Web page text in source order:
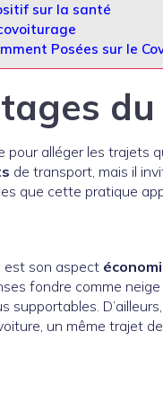
sur la santé
Posées sur le
alléger les trajets
de transport, mais il
que cette pratique
est son aspect
fondre comme neige
un même trajet